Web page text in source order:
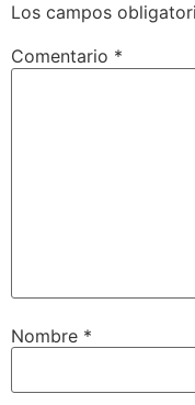
Los campos
Comentario *
Nombre *